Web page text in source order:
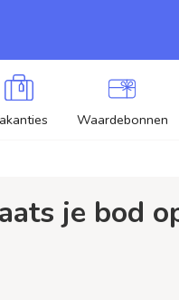
Waardebonnen